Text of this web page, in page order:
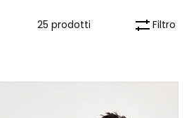
Filtro
25 prodotti